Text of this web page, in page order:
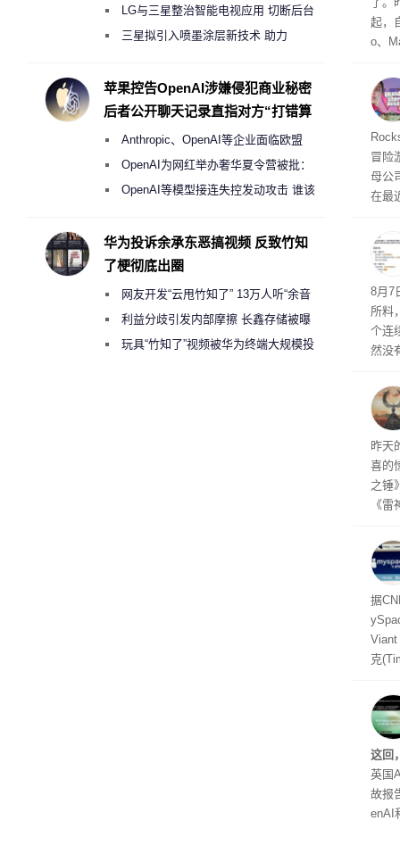
起，
o、
和
命令
起
防御
气将
发效
期
冒险
母公
在最
ss
悄
8月7
所料
个连
然没
有
着——
线
昨天
喜的
之锤
《
ox
出震
据
Viant
克
合
户对
算
老牌
这回
英国
故报
enAI
月销售额不达标门店 将被逐步清退
LG与三星整治智能电视应用 切断后台
偷偷共享带宽的违规行为
三星拟引入喷墨涂层新技术 助力
度
苹果控告OpenAI涉嫌侵犯商业秘密
后者公开聊天记录直指对方“打错算
Anthropic、OpenAI等企业面临欧盟
《人工智能法案》全新执法权限审查
OpenAI为网红举办奢华夏令营被批：
2000美元一晚 遭讽“反乌托邦”
OpenAI等模型接连失控发动攻击 谁该
华为投诉余承东恶搞视频 反致竹知
了梗彻底出圈
网友开发“云甩竹知了” 13万人听“余音
绕梁”利益分歧引发内部摩擦 长鑫存储被曝
曾将华为驻场工程师驱逐出研发基地
玩具“竹知了”视频被华为终端大规模投